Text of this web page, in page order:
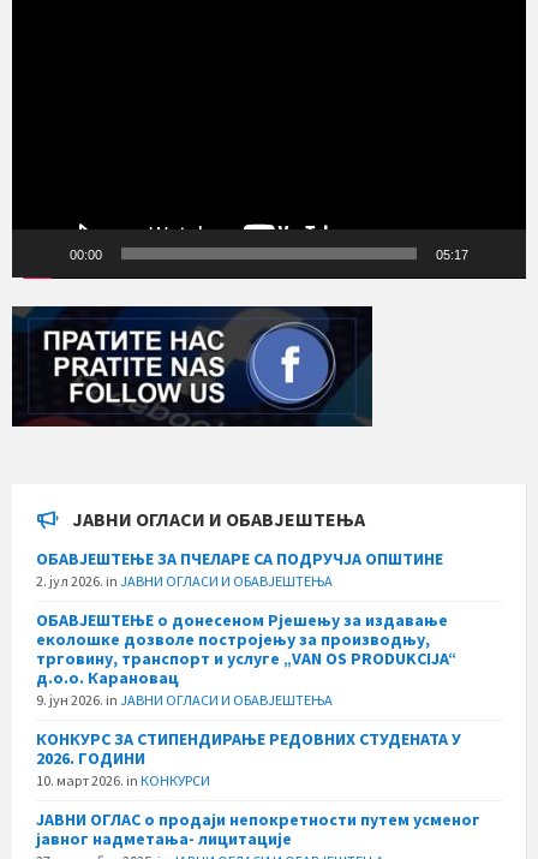
00:00 05:17
ЈАВНИ ОГЛАСИ И ОБАВЈЕШТЕЊА
ОБАВЈЕШТЕЊЕ ЗА ПЧЕЛАРЕ СА ПОДРУЧЈА ОПШТИНЕ
2. јул 2026. in ЈАВНИ ОГЛАСИ И ОБАВЈЕШТЕЊА
ОБАВЈЕШТЕЊЕ о донесеном Рјешењу за издавање
еколошке дозволе постројењу за производњу,
трговину, транспорт и услуге „VAN OS PRODUKCIJA“
д.о.о. Карановац
9. јун 2026. in ЈАВНИ ОГЛАСИ И ОБАВЈЕШТЕЊА
КОНКУРС ЗА СТИПЕНДИРАЊЕ РЕДОВНИХ СТУДЕНАТА У
2026. ГОДИНИ
10. март 2026. in КОНКУРСИ
ЈАВНИ ОГЛАС о продаји непокретности путем усменог
јавног надметања- лицитације